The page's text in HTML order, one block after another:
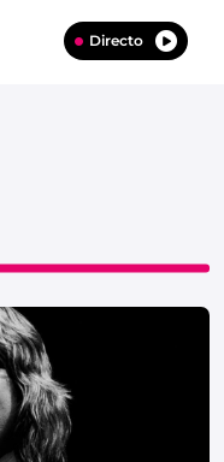
Directo